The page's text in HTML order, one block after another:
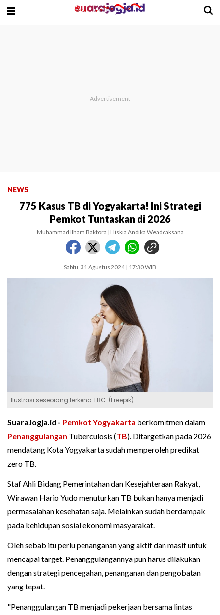
NEWS
775 Kasus TB di Yogyakarta! Ini Strategi
Pemkot Tuntaskan di 2026
Muhammad Ilham Baktora | Hiskia Andika Weadcaksana
Sabtu, 31 Agustus 2024 | 17:30 WIB
Ilustrasi seseorang terkena TBC. (Freepik)
SuaraJogja.id - Pemkot Yogyakarta berkomitmen dalam
Penanggulangan Tuberculosis (TB). Ditargetkan pada 2026
mendatang Kota Yogyakarta sudah memperoleh predikat
zero TB.
Staf Ahli Bidang Pemerintahan dan Kesejahteraan Rakyat,
Wirawan Hario Yudo menuturkan TB bukan hanya menjadi
permasalahan kesehatan saja. Melainkan sudah berdampak
pada kehidupan sosial ekonomi masyarakat.
Oleh sebab itu perlu penanganan yang aktif dan masif untuk
mencapai target. Penanggulangannya pun harus dilakukan
dengan strategi pencegahan, penanganan dan pengobatan
yang tepat.
"Penanggulangan TB menjadi pekerjaan bersama lintas